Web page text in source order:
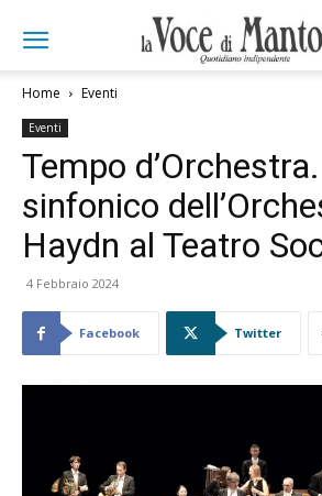
Home Eventi
Eventi
Tempo
sinfonico
Haydn al Teatro
4 Febbraio 2024
Facebook Twitter